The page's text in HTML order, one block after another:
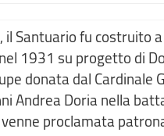
Santuario fu costruito
1931 su progetto di
donata dal Cardinale
Andrea Doria nella
proclamata